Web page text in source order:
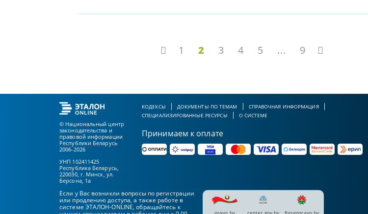
1 2 3 4 5 ... 9
© Национальный центр
законодательства и
правовой информации
Республики Беларусь
2006-2026
УНП 102411425
Республика Беларусь,
220030, г. Минск, ул.
Берсона, 1а
КОДЕКСЫ ДОКУМЕНТЫ ПО ТЕМАМ
СПРАВОЧНАЯ ИНФОРМАЦИЯ
СПЕЦИАЛИЗИРОВАННЫЕ РЕСУРСЫ
О СИСТЕМЕ
Принимаем к оплате
Если у Вас возникли вопросы по регистрации
или продлению доступа, а также работе в
системе ЭТАЛОН-ONLINE, обращайтесь к
pravo.by center.gov.by forumpravo.by